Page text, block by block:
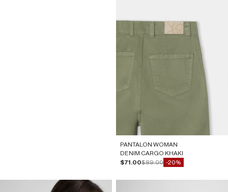
PANTALON WOMAN
DENIM CARGO KHAKI
Precio de oferta
$71.00Precio normal
$89.00 -20%